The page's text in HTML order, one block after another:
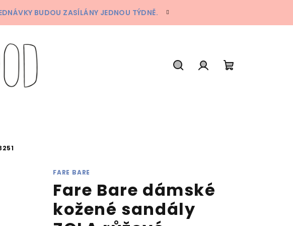
BUDOU ZASÍLÁNY JEDNOU TÝDNĚ.
FARE BARE
Fare Bare dámské
kožené sandály